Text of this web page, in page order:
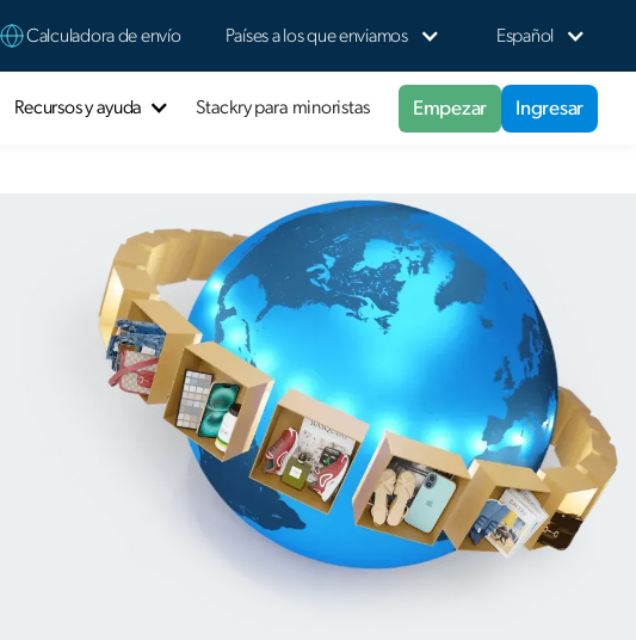
Calculadora de envío Países a los que enviamos Español
Recursos y ayuda Stackry para minoristas Empezar Ingresar